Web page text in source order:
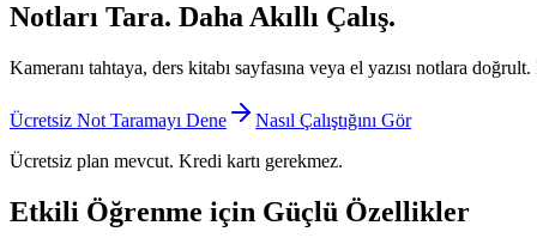
Notları Tara. Daha Akıllı Çalış.
Kameranı tahtaya, ders kitabı sayfasına veya el yazısı notlara
Ücretsiz Not Taramayı Dene
Nasıl Çalıştığını Gör
Ücretsiz plan mevcut. Kredi kartı gerekmez.
Etkili Öğrenme için Güçlü Özellikler